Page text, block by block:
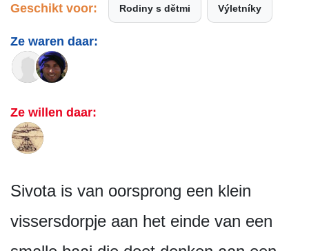
Geschikt voor: Rodiny s dětmi Výletníky
Ze waren daar:
Ze willen daar:
Sivota is van oorsprong een klein
vissersdorpje aan het einde van een